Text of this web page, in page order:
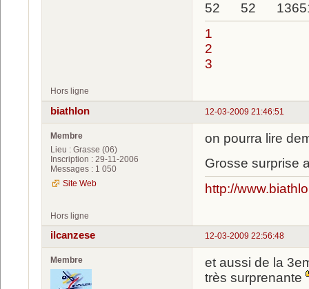
52 52
1
2
3
Hors ligne
12-03-2009 21:46:51
biathlon
Membre
Lieu : Grasse (06)
Inscription : 29-11-2006
Messages : 1 050
Site Web
on pourra lire
Grosse surprise
http://
Hors ligne
12-03-2009 22:56:48
ilcanzese
Membre
et aussi de la
très surprenante